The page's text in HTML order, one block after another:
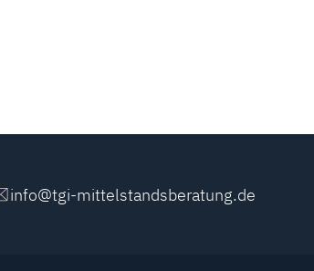
info@tgi-mittelstandsberatung.de